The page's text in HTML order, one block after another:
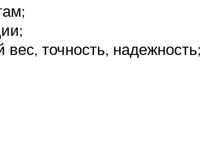
точность, надежность;